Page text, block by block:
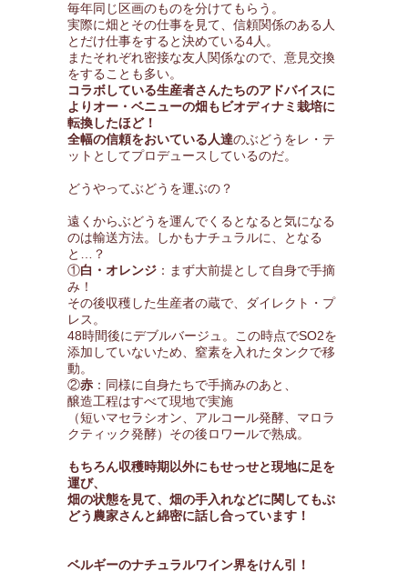
毎年同じ区画のものを分けてもらう。
実際に畑とその仕事を見て、信頼関係のある人
とだけ仕事をすると決めている4人。
またそれぞれ密接な友人関係なので、意見交換
をすることも多い。
コラボしている生産者さんたちのアドバイスに
よりオー・ベニューの畑もビオディナミ栽培に
転換したほど！
全幅の信頼をおいている人達のぶどうをレ・テ
ットとしてプロデュースしているのだ。
どうやってぶどうを運ぶの？
遠くからぶどうを運んでくるとなると気になる
のは輸送方法。しかもナチュラルに、となる
と…？
①白・オレンジ ：まず大前提として自身で手摘
み！
その後収穫した生産者の蔵で、ダイレクト・プ
レス。
48時間後にデブルバージュ。この時点でSO2を
添加していないため、窒素を入れたタンクで移
動。
②赤 ：同様に自身たちで手摘みのあと、
醸造工程はすべて現地で実施
（短いマセラシオン、アルコール発酵、マロラ
クティック発酵）その後ロワールで熟成。
もちろん収穫時期以外にもせっせと現地に足を
運び、
畑の状態を見て、畑の手入れなどに関してもぶ
どう農家さんと綿密に話し合っています！
ベルギーのナチュラルワイン界をけん引！